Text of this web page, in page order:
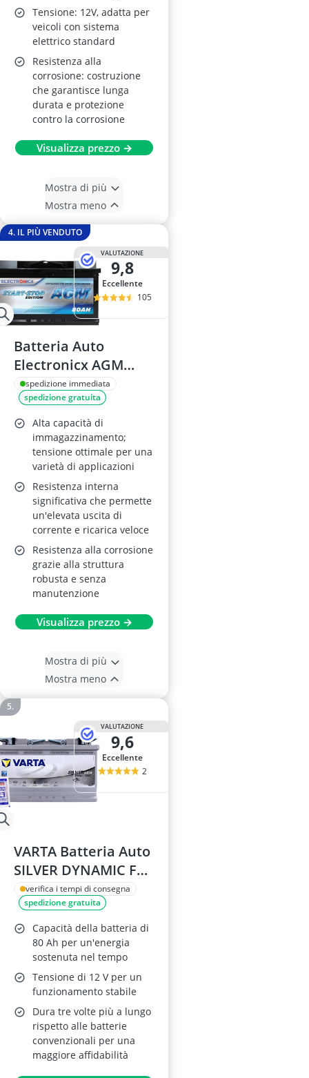
Tensione: 12V, adatta per
veicoli con sistema
elettrico standard
Resistenza alla
corrosione: costruzione
che garantisce lunga
durata e protezione
contro la corrosione
Visualizza prezzo →
Mostra di più
Mostra meno
4. IL PIÙ VENDUTO
VALUTAZIONE
9,8
Eccellente
105
Batteria Auto
Electronicx AGM
80AH 12V 820A
spedizione immediata
spedizione gratuita
Alta capacità di
immagazzinamento;
tensione ottimale per una
varietà di applicazioni
Resistenza interna
significativa che permette
un'elevata uscita di
corrente e ricarica veloce
Resistenza alla corrosione
grazie alla struttura
robusta e senza
manutenzione
Visualizza prezzo →
Mostra di più
Mostra meno
VALUTAZIONE
9,6
Eccellente
2
VARTA Batteria Auto
SILVER DYNAMIC F21
AGM 80Ah 12V 800A
verifica i tempi di consegna
spedizione gratuita
Capacità della batteria di
80 Ah per un'energia
sostenuta nel tempo
Tensione di 12 V per un
funzionamento stabile
Dura tre volte più a lungo
rispetto alle batterie
convenzionali per una
maggiore affidabilità